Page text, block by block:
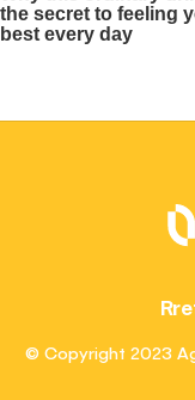
© Copyright 2023